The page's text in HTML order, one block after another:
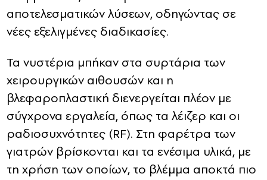
αποτελεσματικών λύσεων, οδηγώντας σε
νέες εξελιγμένες διαδικασίες.
Τα νυστέρια μπήκαν στα συρτάρια των
χειρουργικών αιθουσών και η
βλεφαροπλαστική διενεργείται πλέον με
σύγχρονα εργαλεία, όπως τα λέιζερ και οι
ραδιοσυχνότητες (RF). Στη φαρέτρα των
γιατρών βρίσκονται και τα ενέσιμα υλικά, με
τη χρήση των οποίων, το βλέμμα αποκτά πιο